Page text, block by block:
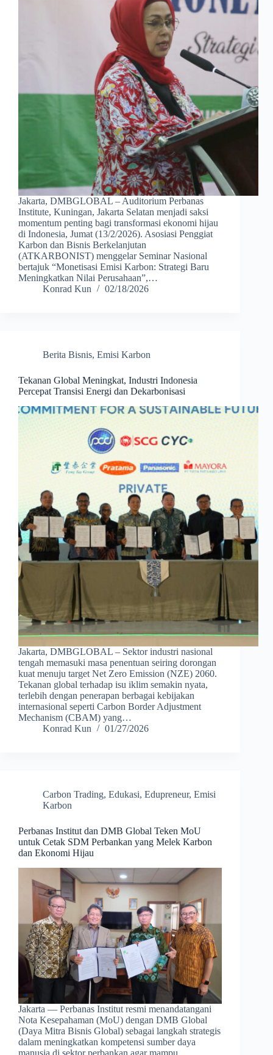
Jakarta, DMBGLOBAL – Auditorium Perbanas
Institute, Kuningan, Jakarta Selatan menjadi saksi
momentum penting bagi transformasi ekonomi hijau
di Indonesia, Jumat (13/2/2026). Asosiasi Penggiat
Karbon dan Bisnis Berkelanjutan
(ATKARBONIST) menggelar Seminar Nasional
bertajuk “Monetisasi Emisi Karbon: Strategi Baru
Meningkatkan Nilai Perusahaan”,…
Konrad Kun
02/18/2026
Berita Bisnis, Emisi Karbon
Tekanan Global Meningkat, Industri Indonesia
Percepat Transisi Energi dan Dekarbonisasi
Jakarta, DMBGLOBAL – Sektor industri nasional
tengah memasuki masa penentuan seiring dorongan
kuat menuju target Net Zero Emission (NZE) 2060.
Tekanan global terhadap isu iklim semakin nyata,
terlebih dengan penerapan berbagai kebijakan
internasional seperti Carbon Border Adjustment
Mechanism (CBAM) yang…
Konrad Kun
01/27/2026
Carbon Trading, Edukasi, Edupreneur, Emisi
Karbon
Perbanas Institut dan DMB Global Teken MoU
untuk Cetak SDM Perbankan yang Melek Karbon
dan Ekonomi Hijau
Jakarta — Perbanas Institut resmi menandatangani
Nota Kesepahaman (MoU) dengan DMB Global
(Daya Mitra Bisnis Global) sebagai langkah strategis
dalam meningkatkan kompetensi sumber daya
manusia di sektor perbankan agar mampu